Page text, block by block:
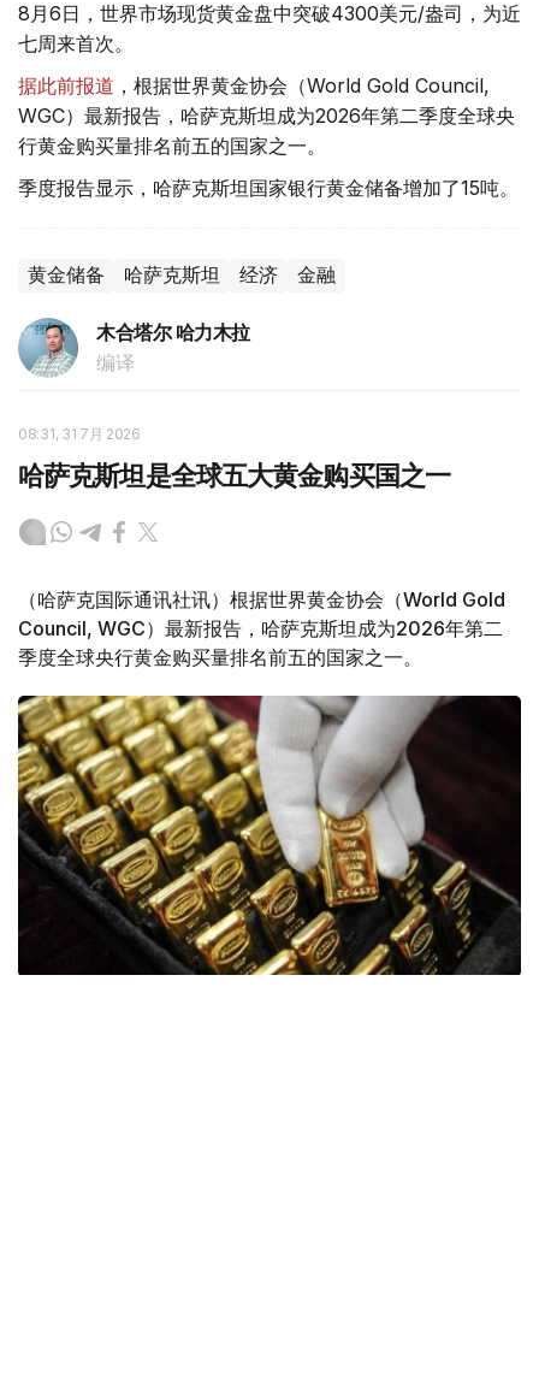
8月6日，世界市场现货黄金盘中突破4300美元/盎司，为近
七周来首次。
据此前报道 ，根据世界黄金协会（World Gold Council,
WGC）最新报告，哈萨克斯坦成为2026年第二季度全球央
行黄金购买量排名前五的国家之一。
季度报告显示，哈萨克斯坦国家银行黄金储备增加了15吨。
黄金储备 哈萨克斯坦 经济 金融
木合塔尔 哈力木拉
编译
08:31, 31 7月 2026
哈萨克斯坦是全球五大黄金购买国之一
（哈萨克国际通讯社讯）根据世界黄金协会（World Gold
Council, WGC）最新报告，哈萨克斯坦成为2026年第二
季度全球央行黄金购买量排名前五的国家之一。